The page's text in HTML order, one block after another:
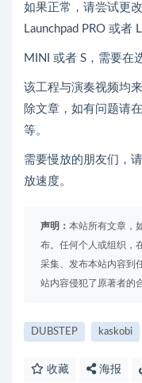
如果正常，请尝试更
Launchpad PRO 或者
MINI 或者 S，需要在
该工程与演奏视频均
除文章，如有问题请
等。
需要慢放的朋友们，
放速度。
声明： 本站所有文章，
布。任何个人或组织，
采集、发布本站内容到
站内容侵犯了原著者的
DUBSTEP kaskobi
收藏 海报